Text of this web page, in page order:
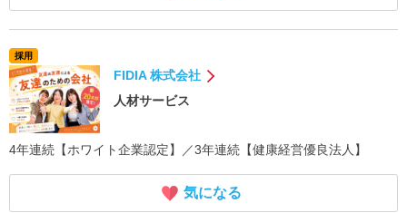
採用
FIDIA 株式会社
人材サービス
4年連続【ホワイト企業認定】／3年連続【健康経営優良法人】
気になる